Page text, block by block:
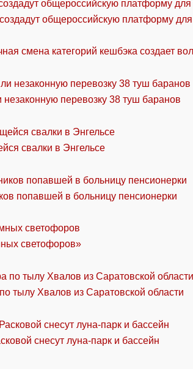
общероссийскую платформу
смена категорий кешбэка создает
перевозку 38 туш баранов
свалки в Энгельсе
попавшей в больницу пенсионерки
светофоров»
тылу Хвалов из Саратовской области
снесут луна-парк и бассейн